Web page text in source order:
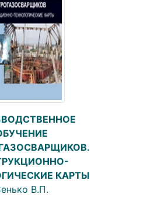
КАРТЫ
В.П.